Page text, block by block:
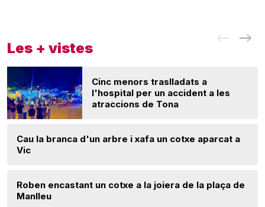
Les + vistes
Cinc menors traslladats a
l'hospital per un accident a les
atraccions de Tona
Cau la branca d'un arbre i xafa un cotxe aparcat a
Vic
Roben encastant un cotxe a la joiera de la plaça de
Manlleu